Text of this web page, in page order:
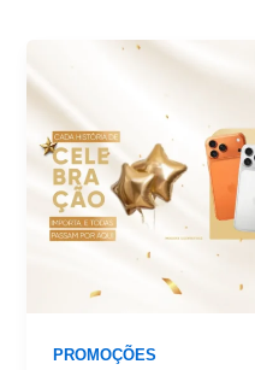
PROMOÇÕES